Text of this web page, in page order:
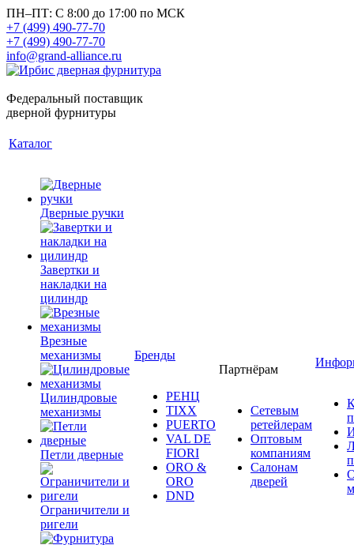
ПН–ПТ: С 8:00 до 17:00 по МСК
+7 (499) 490-77-70
+7 (499) 490-77-70
info@grand-alliance.ru
Федеральный поставщик
дверной фурнитуры
Каталог
Дверные ручки
Завертки и
накладки на
цилиндр
Врезные
механизмы
Цилиндровые
механизмы
Петли дверные
Ограничители и
ригели
Бренды
РЕНЦ
TIXX
PUERTO
VAL DE
FIORI
ORO &
ORO
DND
Партнёрам
Сетевым
ретейлерам
Оптовым
компаниям
Салонам
дверей